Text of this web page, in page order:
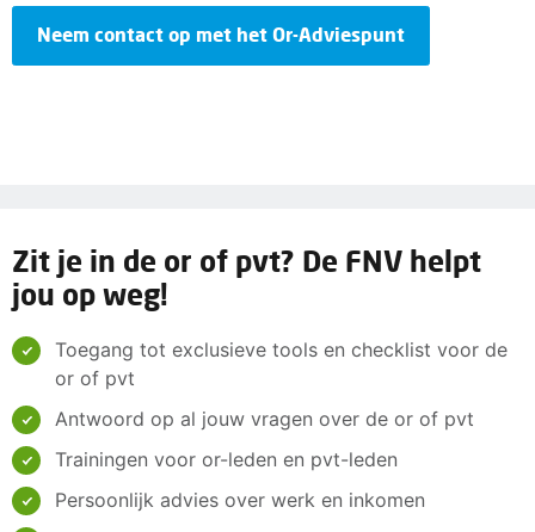
Neem contact op met het Or-Adviespunt
Zit je in de or of pvt? De FNV helpt
jou op weg!
Toegang tot exclusieve tools en checklist voor de
or of pvt
Antwoord op al jouw vragen over de or of pvt
Trainingen voor or-leden en pvt-leden
Persoonlijk advies over werk en inkomen